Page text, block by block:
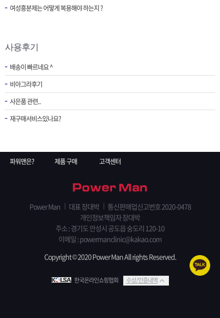
여성흥분제는 어떻게 복용해야 하는지 ?
사용후기
배송이 빠르네요 ^
비아그라후기
사은품 관련..
재구매서비스있나요?
파워맨은? 제품 구매 고객센터
Power Man 대표 장대박
통신판매업신고번호 2020-0478
개인정보책임자 장대박
주소 : 경기도 안성시 공도읍 숭도리 120-10
이메일 : powermanclinic@kakao.com
Copyright © 2020 Power Man All rights Reserved.
한국온라인쇼핑협회 수상/인증내역